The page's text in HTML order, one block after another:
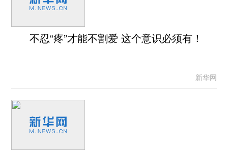
不忍“疼”才能不割爱 这个意识必须有！
新华网